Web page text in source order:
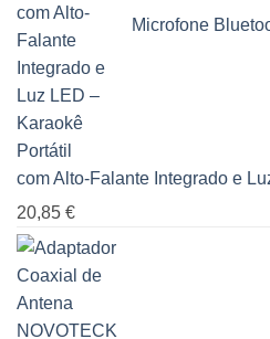
Microfone
com Alto-Falante Integrado e
20,85 €